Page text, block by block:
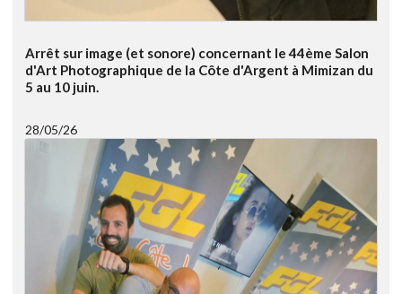
Arrêt sur image (et sonore) concernant le 44ème Salon
d'Art Photographique de la Côte d'Argent à Mimizan du
5 au 10 juin.
28/05/26